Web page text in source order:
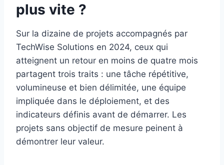
plus vite ?
Sur la dizaine de projets accompagnés par
TechWise Solutions en 2024, ceux qui
atteignent un retour en moins de quatre mois
partagent trois traits : une tâche répétitive,
volumineuse et bien délimitée, une équipe
impliquée dans le déploiement, et des
indicateurs définis avant de démarrer. Les
projets sans objectif de mesure peinent à
démontrer leur valeur.